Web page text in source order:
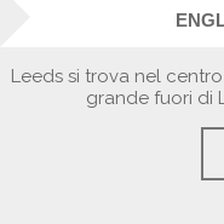
Leeds si trova nel
grande fuori di